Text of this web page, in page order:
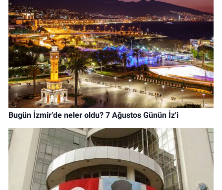
Bugün İzmir’de neler oldu? 7 Ağustos Günün İz'i